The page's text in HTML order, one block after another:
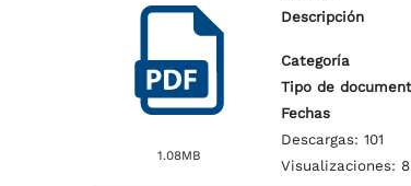
1.08MB
Descripción
Categoría
Tipo de
Fechas
Descargas: 101
Visualizaciones: 8